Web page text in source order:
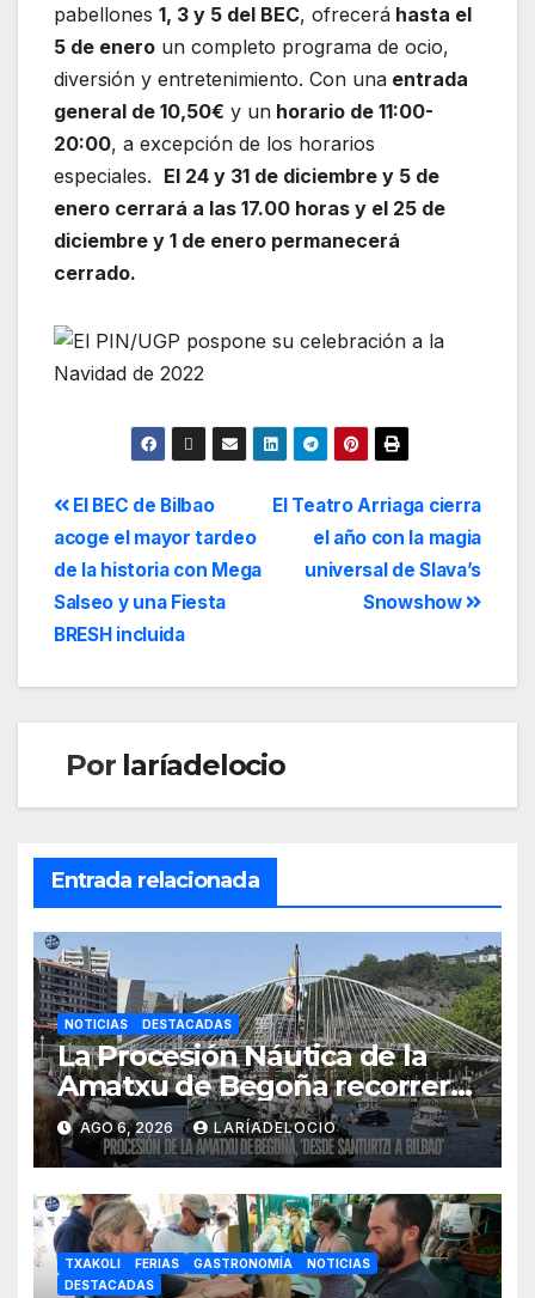
pabellones 1, 3 y 5 del BEC, ofrecerá hasta el
5 de enero un completo programa de ocio,
diversión y entretenimiento. Con una entrada
general de 10,50€ y un horario de 11:00-
20:00, a excepción de los horarios
especiales. El 24 y 31 de diciembre y 5 de
enero cerrará a las 17.00 horas y el 25 de
diciembre y 1 de enero permanecerá
cerrado.
El Teatro Arriaga cierra
el año con la magia
universal de Slava’s
Snowshow
El BEC de Bilbao
acoge el mayor tardeo
de la historia con Mega
Salseo y una Fiesta
BRESH incluida
Por laríadelocio
Entrada relacionada
NOTICIAS DESTACADAS
La Procesión Náutica de la
Amatxu de Begoña recorrerá
la ría el 14 de agosto con siete
embarcaciones
AGO 6, 2026 LARÍADELOCIO
TXAKOLI FERIAS GASTRONOMÍA
NOTICIAS
DESTACADAS